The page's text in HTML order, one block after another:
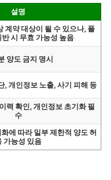
설명
계약 대상이 될 수 있으나, 플
시 무효 가능성 높음
양도 금지 명시
, 개인정보 노출, 사기 피해 등
력 확인, 개인정보 초기화 필
수
에 따라 일부 제한적 양도 허
가능성 있음